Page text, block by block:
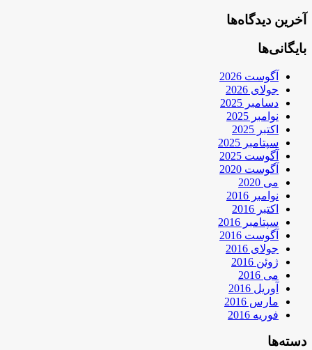
آخرین دیدگاه‌ها
بایگانی‌ها
آگوست 2026
جولای 2026
دسامبر 2025
نوامبر 2025
اکتبر 2025
سپتامبر 2025
آگوست 2025
آگوست 2020
می 2020
نوامبر 2016
اکتبر 2016
سپتامبر 2016
آگوست 2016
جولای 2016
ژوئن 2016
می 2016
آوریل 2016
مارس 2016
فوریه 2016
دسته‌ها